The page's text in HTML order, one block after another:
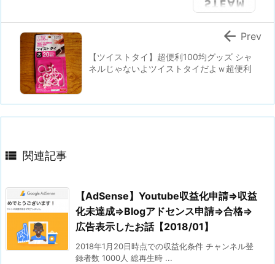
【ツイストタイ】超便利100均グッズ シャ
ネルじゃないよツイストタイだよｗ超便利
 Prev
 関連記事
【AdSense】Youtube収益化申請⇒収益
化未達成⇒Blogアドセンス申請⇒合格⇒
広告表示したお話【2018/01】
2018年1月20日時点での収益化条件 チャンネル登
録者数 1000人 総再生時 ...